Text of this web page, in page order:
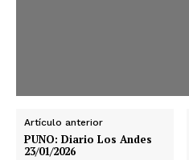
Artículo anterior
PUNO: Diario Los Andes
23/01/2026